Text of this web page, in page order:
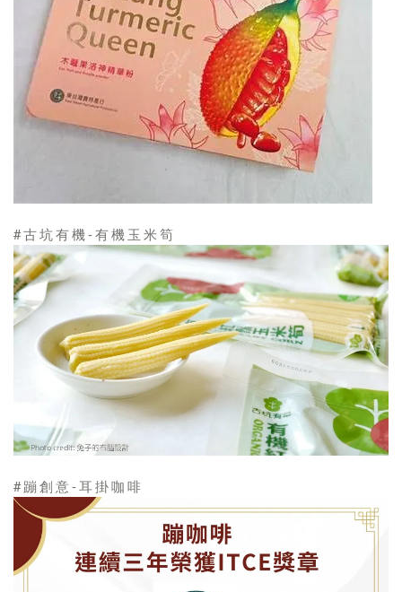
#古坑有機-有機玉米筍
#蹦創意-耳掛咖啡